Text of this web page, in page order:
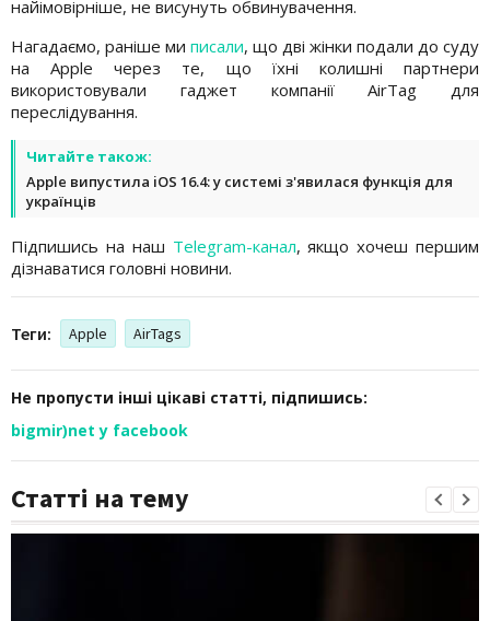
найімовірніше, не висунуть обвинувачення.
Нагадаємо, раніше ми писали, що дві жінки подали до суду
на Apple через те, що їхні колишні партнери
використовували гаджет компанії AirTag для
переслідування.
Читайте також:
Apple випустила iOS 16.4: у системі з'явилася функція для
українців
Підпишись на наш Telegram-канал, якщо хочеш першим
дізнаватися головні новини.
Теги: Apple AirTags
Не пропусти інші цікаві статті, підпишись:
bigmir)net у facebook
Статті на тему